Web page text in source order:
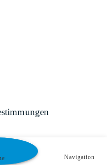
Navigation